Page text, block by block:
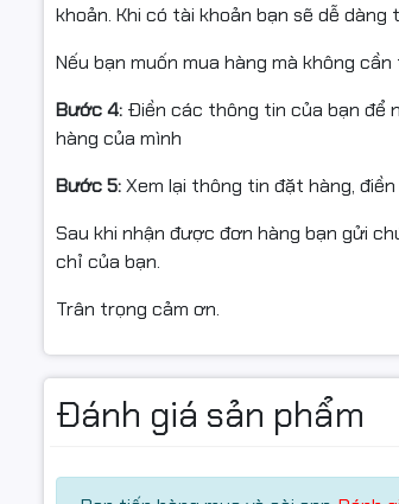
Thông tin sản phẩm:
• Hãng sản xuất: Star Ink
• Mã hộp mực: HP 93A / CZ192A
• Dùng cho máy in: HP LaserJet Pro
• Dung lượng in: 12.000 trang A4 với độ
14001
• Sản phẩm được xuất khẩu sang các
New Zealand
• Bản in sắc nét, rõ ràng, không lem mực
• Dung lượng in lớn, phù hợp cho văn
• Hộp mực tương thích hoàn hảo, dễ
• Tiết kiệm chi phí in ấn lên đến 75% so
khoản. Khi có tài khoản bạn sẽ dễ
Nếu bạn muốn mua hàng mà không
Bước 4: Điền các thông tin của bạn để
hàng của mình
Bước 5:Xem lại thông tin đặt hàng,
Sau khi nhận được đơn hàng bạn gửi
chỉ của bạn.
Trân trọng cảm ơn.
Đánh giá sản phẩm